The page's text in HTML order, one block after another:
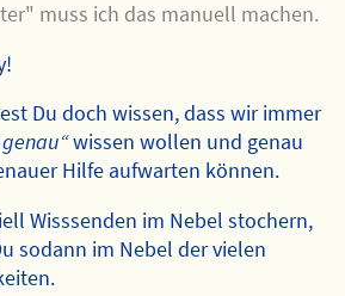
muss ich das manuell machen.
Du doch wissen, dass wir immer
wissen wollen und genau
Hilfe aufwarten können.
Wisssenden im Nebel stochern,
sodann im Nebel der vielen